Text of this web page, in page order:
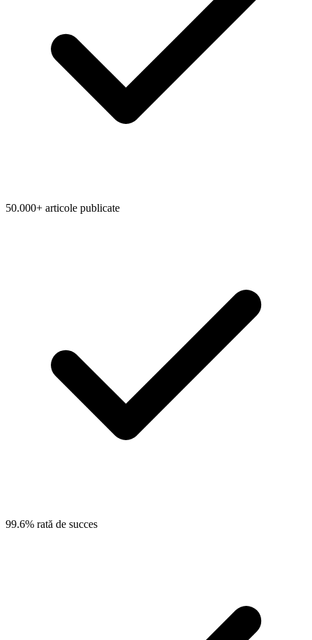
50.000+ articole publicate
99.6% rată de succes